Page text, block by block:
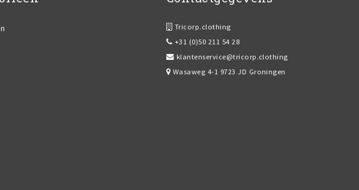
Tricorp.clothing
+31 (0)50 211 54 28
klantenservice@tricorp.clothing
Wasaweg 4-1 9723 JD Groningen